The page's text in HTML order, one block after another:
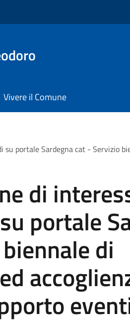
Vivere il Comune
portale Sardegna cat - Servizio
di
portale
di